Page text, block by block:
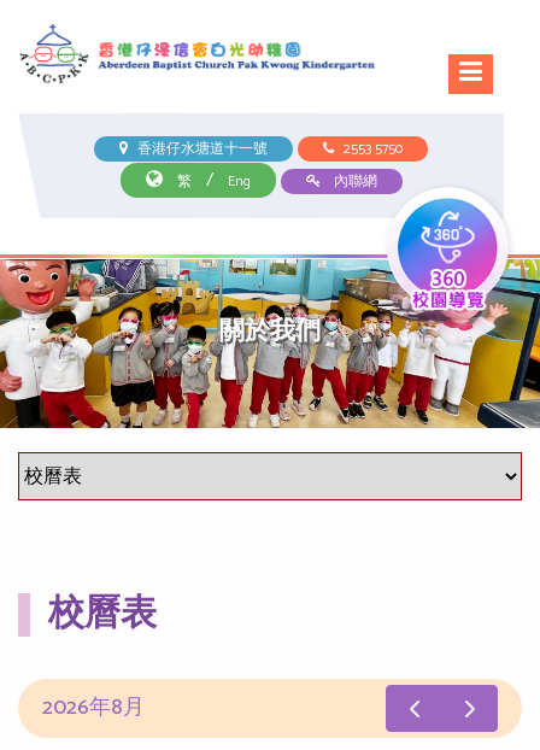
香港仔水塘道十一號
2553 5750
繁
/ Eng 內聯網
關於我們
校曆表
2026年8月